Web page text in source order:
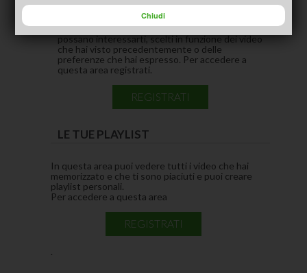
In questa area puoi vedere i video che pensiamo
possano interessarti, scelti in funzione dei video
che hai visto precedentemente o delle
preferenze che hai espresso. Per accedere a
questa area registrati.
REGISTRATI
LE TUE PLAYLIST
In questa area puoi vedere tutti i video che hai
memorizzato e che ti sono piaciuti e puoi creare
playlist personali.
Per accedere a questa area
REGISTRATI
.
Chiudi